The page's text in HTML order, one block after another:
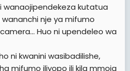
Nilishataka kila mmoja ajaze
nitaleta taharuki
wanaojipendekeza kutatua
nje ya mifumo
Huo ni upendeleo wa
ni kwanini wasibadilishe,
mifumo iliyopo ili kila mmoja